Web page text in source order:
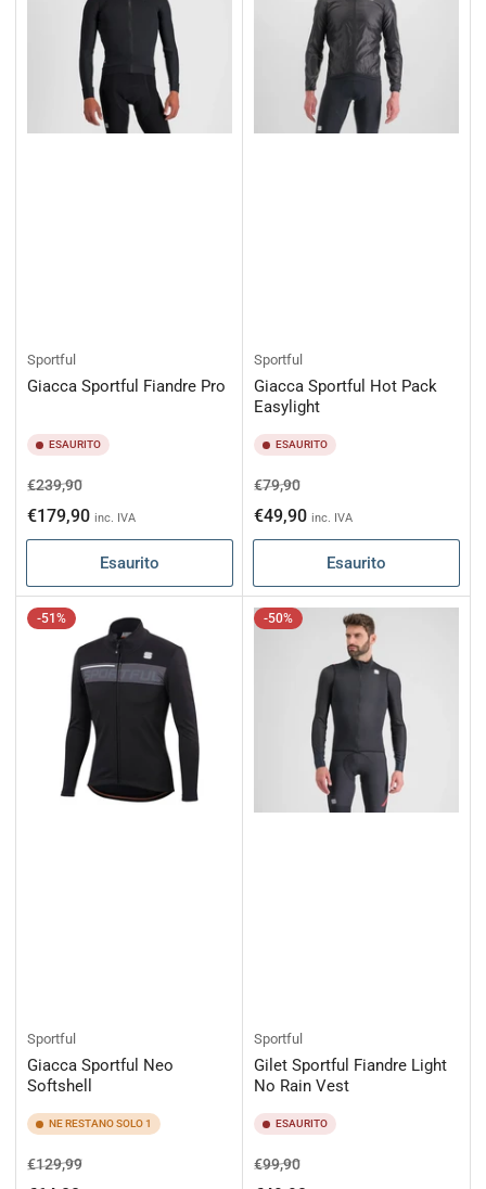
Sportful
Giacca Sportful Fiandre Pro
ESAURITO
Prezzo
di
listino
€239,90Prezzo
scontato
€179,90 inc. IVA
Esaurito
Sportful
Giacca Sportful Hot Pack
Easylight
ESAURITO
Prezzo
di
listino
€79,90Prezzo
scontato
€49,90 inc. IVA
Esaurito
-51%
Sportful
Giacca Sportful Neo
Softshell
NE RESTANO SOLO 1
Prezzo
€129,99Prezzo
-50%
Sportful
Gilet Sportful Fiandre Light
No Rain Vest
ESAURITO
Prezzo
€99,90Prezzo